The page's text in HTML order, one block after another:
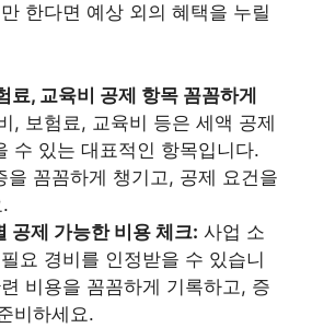
한다면 예상 외의 혜택을 누릴
료, 교육비 공제 항목 꼼꼼하게
, 보험료, 교육비 등은 세액 공제
수 있는 대표적인 항목입니다.
을 꼼꼼하게 챙기고, 공제 요건을
공제 가능한 비용 체크: 사업 소
요 경비를 인정받을 수 있습니
비용을 꼼꼼하게 기록하고, 증
비하세요.